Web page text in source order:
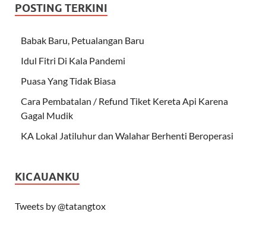
POSTING TERKINI
Babak Baru, Petualangan Baru
Idul Fitri Di Kala Pandemi
Puasa Yang Tidak Biasa
Cara Pembatalan / Refund Tiket Kereta Api Karena
Gagal Mudik
KA Lokal Jatiluhur dan Walahar Berhenti Beroperasi
KICAUANKU
Tweets by @tatangtox